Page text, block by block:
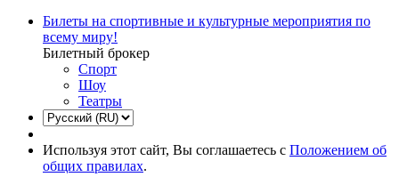
Билеты на спортивные и культурные мероприятия по
всему миру!
Билетный брокер
Спорт
Шоу
Театры
Используя этот сайт, Вы соглашаетесь с Положением об
общих правилах.